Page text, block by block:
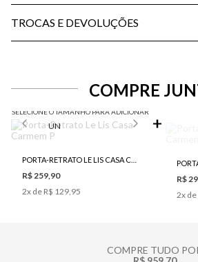
TROCAS E DEVOLUÇÕES
COMPRE
SELECIONE O TAMANHO PARA ADICIONAR
UN
R$ 259,90
2x de R$ 129,95
R$
2x de
COMPRE TUDO